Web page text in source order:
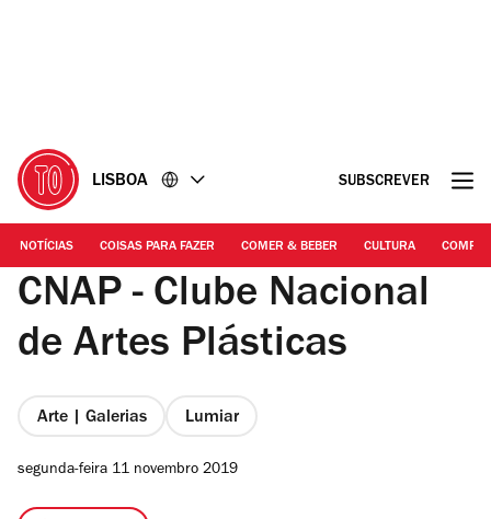
LISBOA SUBSCREVER
NOTÍCIAS COISAS PARA FAZER COMER & BEBER CULTURA
CNAP - Clube Nacional
de Artes Plásticas
Arte | Galerias Lumiar
segunda-feira 11 novembro 2019